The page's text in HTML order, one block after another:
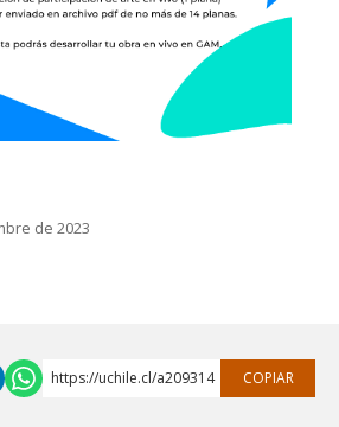
de 2023
https://uchile.cl/a209314 COPIAR